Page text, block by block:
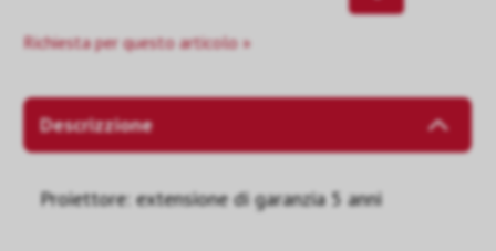
Richiesta per questo articolo »
Descrizzione
Proiettore: extensione di garanzia 5 anni